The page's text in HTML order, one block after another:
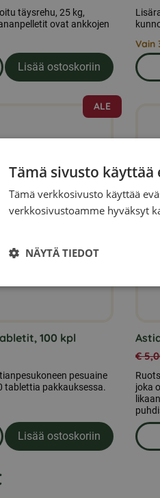
täysrehu, 25 kg,
ovat ankkojen
Ankanrehu, pelletit 25 kg
Lisää ostoskoriin
Vain
ALE
100 kpl
pesuaine
tablettia pakkauksessa.
Astianpesukoneen tabletit,
Lisää ostoskoriin
€
joka
Tämä sivusto käyttää
Tämä verkkosivusto käyttää
verkkosivustoamme hyväksyt
NÄYTÄ TIEDOT